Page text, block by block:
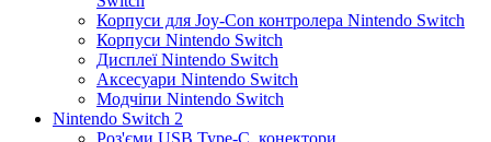
Корпуси для Joy-Con контролера Nintendo Switch
Корпуси Nintendo Switch
Дисплеї Nintendo Switch
Аксесуари Nintendo Switch
Модчіпи Nintendo Switch
Nintendo Switch 2